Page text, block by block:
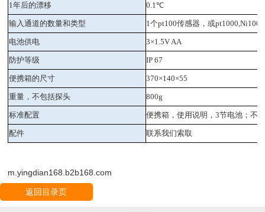
1年后的漂移 0.1℃
输入通道的数量和类型 1个pt100传感器，或
电池供电 3×1.5V AA
防护等级 IP 67
便携箱的尺寸 370×140×55
重量，不包括探头 800g
标准配置 便携箱，使用说明，3节电池；不
配件 联系我们索取
m.yingdian168.b2b168.com
返回目录页